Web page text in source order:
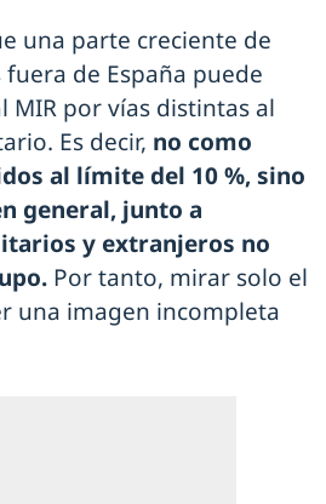
una parte creciente de
de España puede
MIR por vías distintas al
Es decir, no como
al límite del 10 %, sino
general, junto a
y extranjeros no
Por tanto, mirar solo el
una imagen incompleta